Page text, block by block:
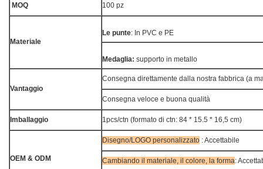
OEM & ODM sono benvenuti
personalizzato
Verde/custom
Materiale:
Certificato:
RAGGIUNGERE, ROSH, CE & EN71
Albero di Natale artificiale
MOQ 100 pz
Materiale
Le punte: In PVC e PE
Medaglia: supporto in metallo
Vantaggio
Consegna direttamente dalla nostra fabbrica (a
Consegna veloce e buona qualità
Imballaggio 1pcs/ctn (formato di ctn: 84 * 15.5 * 16,5 cm)
OEM & ODM
Disegno/LOGO personalizzato : Accettabile
Cambiando il materiale, il colore, la forma: